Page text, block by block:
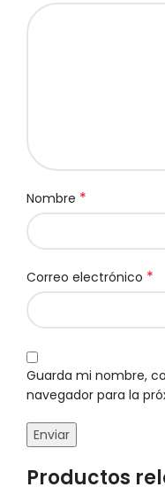
Nombre *
Correo electrónico *
Guarda mi nombre,
navegador para la
Productos